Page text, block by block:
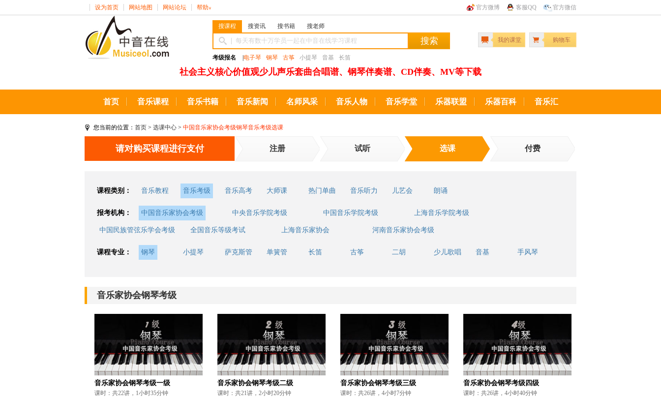
官方微博 客服QQ 官方微信
设为首页 网站地图 网站论坛 帮助 ∨
搜课程 搜资讯 搜书籍 搜老师
搜索
考级报名 电子琴 钢琴 古筝 小提琴 音基 长笛
我的课堂 购物车
社会主义核心价值观少儿声乐套曲合唱谱、钢琴伴奏谱、CD伴奏、MV等下载
首页 音乐课程 音乐书籍 音乐新闻 名师风采 音乐人物 音乐学堂 乐器联盟 乐器百科 音乐汇
您当前的位置： 首页 > 选课中心 > 中国音乐家协会考级钢琴音乐考级选课
请对购买课程进行支付 注册 试听 选课 付费
课程类别： 音乐教程 音乐考级 音乐高考 大师课 热门单曲 音乐听力 儿艺会 朗诵
报考机构： 中国音乐家协会考级 中央音乐学院考级 中国音乐学院考级 上海音乐学院考级
中国民族管弦乐学会考级 全国音乐等级考试 上海音乐家协会 河南音乐家协会考级
课程专业： 钢琴 小提琴 萨克斯管 单簧管 长笛 古筝 二胡 少儿歌唱 音基 手风琴
音乐家协会钢琴考级
音乐家协会钢琴考级一级
课时：共22讲，1小时35分钟
音乐家协会钢琴考级二级
课时：共21讲，2小时20分钟
音乐家协会钢琴考级三级
课时：共26讲，4小时7分钟
音乐家协会钢琴考级四级
课时：共26讲，4小时40分钟